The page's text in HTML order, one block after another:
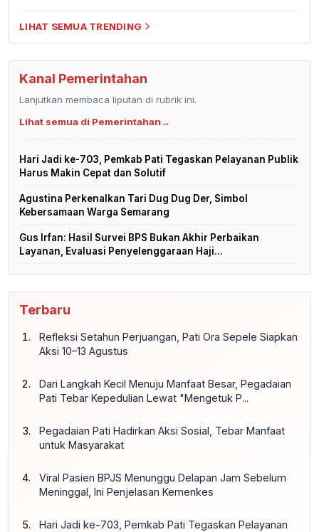
LIHAT SEMUA TRENDING
Kanal Pemerintahan
Lanjutkan membaca liputan di rubrik ini.
Lihat semua di Pemerintahan→
Hari Jadi ke-703, Pemkab Pati Tegaskan Pelayanan Publik
Harus Makin Cepat dan Solutif
Agustina Perkenalkan Tari Dug Dug Der, Simbol
Kebersamaan Warga Semarang
Gus Irfan: Hasil Survei BPS Bukan Akhir Perbaikan
Layanan, Evaluasi Penyelenggaraan Haji...
Terbaru
Refleksi Setahun Perjuangan, Pati Ora Sepele Siapkan
Aksi 10–13 Agustus
Dari Langkah Kecil Menuju Manfaat Besar, Pegadaian
Pati Tebar Kepedulian Lewat "Mengetuk P...
Pegadaian Pati Hadirkan Aksi Sosial, Tebar Manfaat
untuk Masyarakat
Viral Pasien BPJS Menunggu Delapan Jam Sebelum
Meninggal, Ini Penjelasan Kemenkes
Hari Jadi ke-703, Pemkab Pati Tegaskan Pelayanan